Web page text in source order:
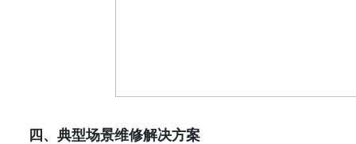
四、典型场景维修解决方案